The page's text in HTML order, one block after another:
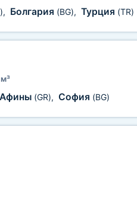
, Болгария (BG), Турция (TR)
Афины (GR), София (BG)